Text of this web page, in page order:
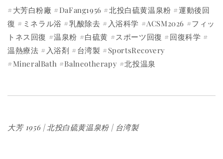
#大芳白粉廠 #DaFang1956 #北投白硫黄温泉粉 #運動後回
復 #ミネラル浴 #乳酸除去 #入浴科学 #ACSM2026 #フィッ
トネス回復 #温泉粉 #白硫黄 #スポーツ回復 #回復科学 #
温熱療法 #入浴剤 #台湾製 #SportsRecovery
#MineralBath #Balneotherapy #北投温泉
大芳 1956 | 北投白硫黄温泉粉 | 台湾製